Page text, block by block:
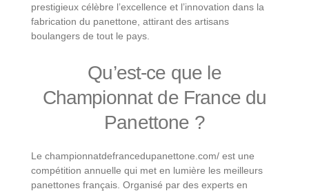
prestigieux célèbre l’excellence et l’innovation dans la
fabrication du panettone, attirant des artisans
boulangers de tout le pays.
Qu’est-ce que le
Championnat de France du
Panettone ?
Le championnatdefrancedupanettone.com/ est une
compétition annuelle qui met en lumière les meilleurs
panettones français. Organisé par des experts en